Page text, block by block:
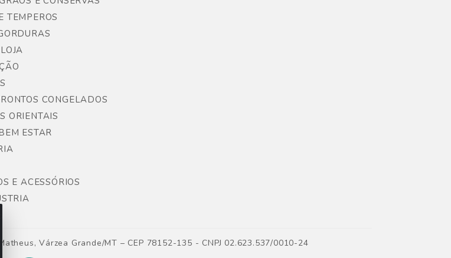
TEMPEROS
CONGELADOS
ORIENTAIS
ESTAR
E ACESSÓRIOS
Várzea Grande/MT – CEP 78152-135 - CNPJ 02.623.537/0010-24